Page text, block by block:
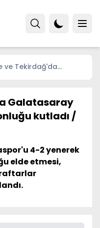
ve Tekirdağ'da
eklendi
Galatasaray
kutladı /
4-2 yenerek
elde etmesi,